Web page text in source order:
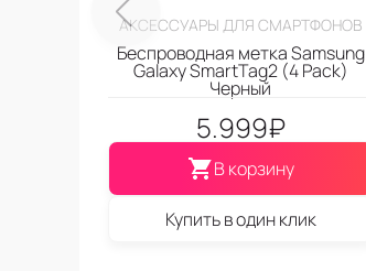
АКСЕССУАРЫ ДЛЯ СМАРТФОНОВ
Беспроводная метка Samsung
Galaxy SmartTag2 (4 Pack)
Черный
5.999₽
В корзину
Купить в один клик